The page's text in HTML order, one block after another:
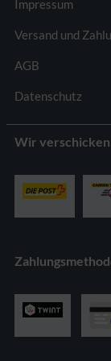
Impressum
Versand und
AGB
Datenschutz
Wir